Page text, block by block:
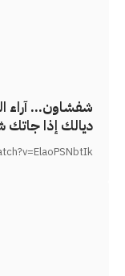
شفشاون… آراء
ديالك إذا